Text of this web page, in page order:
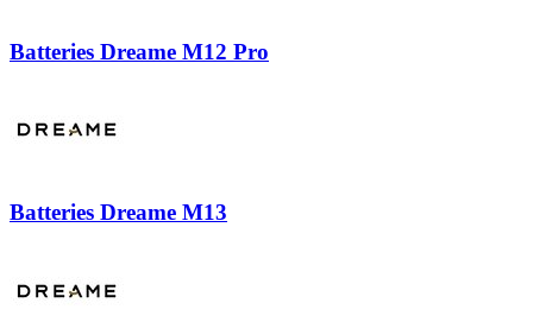
Batteries Dreame M12 Pro
Batteries Dreame M13